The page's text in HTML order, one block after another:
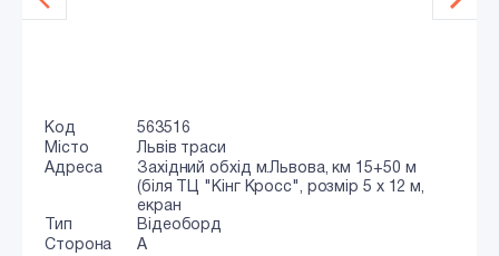
Код
563516
Місто
Львів траси
Адреса
Західний обхід м.Львова, км 15+50 м
(біля ТЦ "Кінг Кросс", розмір 5 х 12 м,
екран
Тип
Відеоборд
Сторона
A